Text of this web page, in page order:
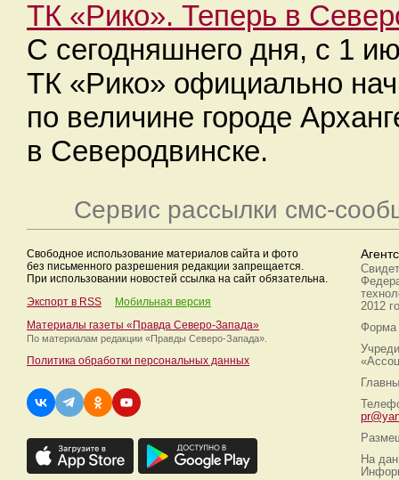
ТК «Рико». Теперь в
С сегодняшнего дня, с 1
ТК «Рико» официально
по величине городе
в Северодвинске.
Сервис рассылки смс-
Свободное использование материалов сайта и фото
без письменного разрешения редакции запрещается.
При использовании новостей ссылка на сайт обязательна.
Экспорт в RSS
Мобильная версия
Материалы газеты «Правда Северо-Запада»
По материалам редакции «Правды Северо-Запада».
Политика обработки персональных данных
2012
Форма
На